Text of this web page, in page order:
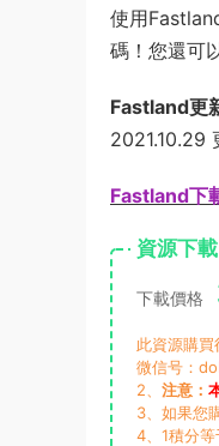
使用
碼！您還可
Fastland更
2021.10.29
Fastland下
資源下載
下載價格
此資源購
微信号：
2、 注意：
3、如果您
4、1積分等